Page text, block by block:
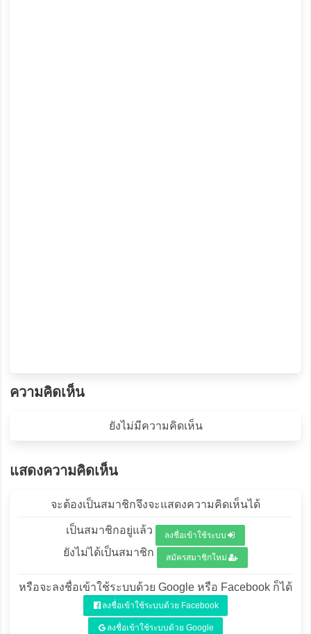
ความคิดเห็น
ยังไม่มีความคิดเห็น
แสดงความคิดเห็น
จะต้องเป็นสมาชิกจึงจะแสดงความคิดเห็นได้
เป็นสมาชิกอยู่แล้ว ลงชื่อเข้าใช้ระบบ
ยังไม่ได้เป็นสมาชิก สมัครสมาชิกใหม่
หรือจะลงชื่อเข้าใช้ระบบด้วย Google หรือ Facebook ก็ได้
ลงชื่อเข้าใช้ระบบด้วย Facebook
ลงชื่อเข้าใช้ระบบด้วย Google